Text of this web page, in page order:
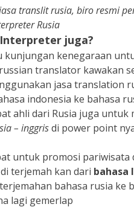
translit rusia, biro resmi
Rusia
juga?
kenegaraan
translator kawakan
jasa translation
indonesia ke bahasa
ahli dari Rusia juga
– inggrisdi power point
untuk promosi
terjemah kan dari bahasa
bahasa rusia ke
lagi gemerlap